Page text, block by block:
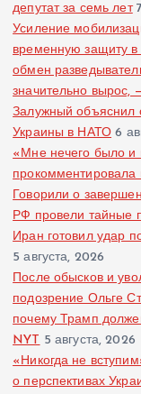
депутат за семь лет
Усиление
временную защиту
обмен
значительно вырос,
Залужный объяснил
Украины в НАТО 6
«Мне нечего было и
прокомментировала
Говорили о
РФ провели тайные
Иран готовил удар
5 августа, 2026
После обысков и
подозрение Ольге
почему Трамп
NYT 5 августа, 2026
«Никогда не
о перспективах